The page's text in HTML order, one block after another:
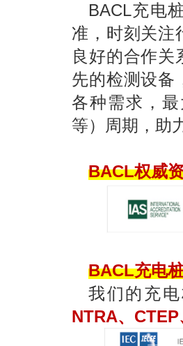
BACL充电
准，时刻关注
良好的合作
先的检测设备
各种需求，
等）周期，助
BACL权威
BACL充电
我们的充
NTRA、